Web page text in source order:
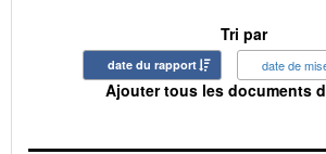
Tri par
date du rapport date de
Ajouter tous les documents